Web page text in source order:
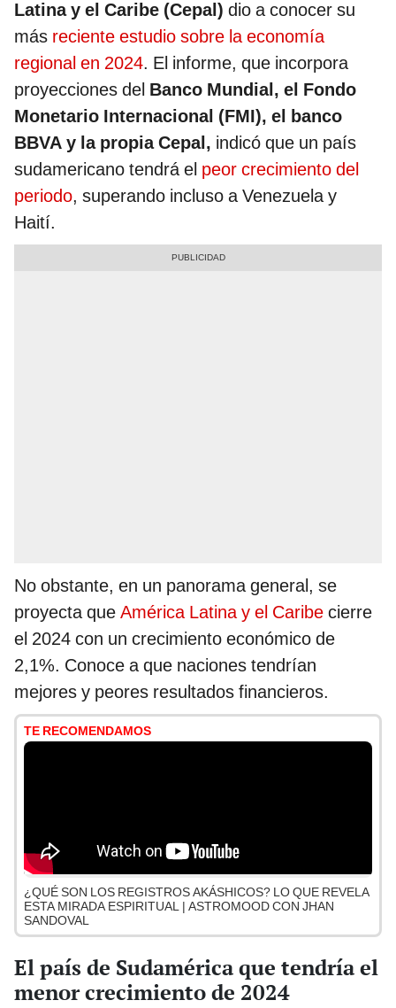
Latina y el Caribe (Cepal) dio a conocer su
más reciente estudio sobre la economía
regional en 2024. El informe, que incorpora
proyecciones del Banco Mundial, el Fondo
Monetario Internacional (FMI), el banco
BBVA y la propia Cepal, indicó que un país
sudamericano tendrá el peor crecimiento del
periodo, superando incluso a Venezuela y
Haití.
No obstante, en un panorama general, se
proyecta que América Latina y el Caribe cierre
el 2024 con un crecimiento económico de
2,1%. Conoce a que naciones tendrían
mejores y peores resultados financieros.
TE RECOMENDAMOS
¿QUÉ SON LOS REGISTROS AKÁSHICOS? LO QUE REVELA
ESTA MIRADA ESPIRITUAL | ASTROMOOD CON JHAN
SANDOVAL
El país de Sudamérica que tendría el
menor crecimiento de 2024